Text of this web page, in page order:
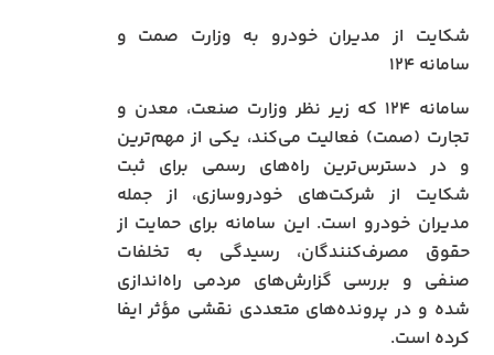
شکایت از مدیران خودرو به وزارت صمت و
سامانه ۱۲۴
سامانه ۱۲۴ که زیر نظر وزارت صنعت، معدن و
تجارت (صمت) فعالیت می‌کند، یکی از مهم‌ترین
و در دسترس‌ترین راه‌های رسمی برای ثبت
شکایت از شرکت‌های خودروسازی، از جمله
مدیران خودرو است. این سامانه برای حمایت از
حقوق مصرف‌کنندگان، رسیدگی به تخلفات
صنفی و بررسی گزارش‌های مردمی راه‌اندازی
شده و در پرونده‌های متعددی نقشی مؤثر ایفا
کرده است.